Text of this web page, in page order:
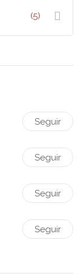
(5)
Seguir
Seguir
Seguir
Seguir